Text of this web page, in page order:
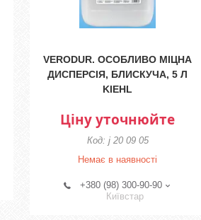
VERODUR. ОСОБЛИВО МІЦНА
ДИСПЕРСІЯ, БЛИСКУЧА, 5 Л
KIEHL
Ціну уточнюйте
j 20 09 05
Немає в наявності
+380 (98) 300-90-90
Київстар